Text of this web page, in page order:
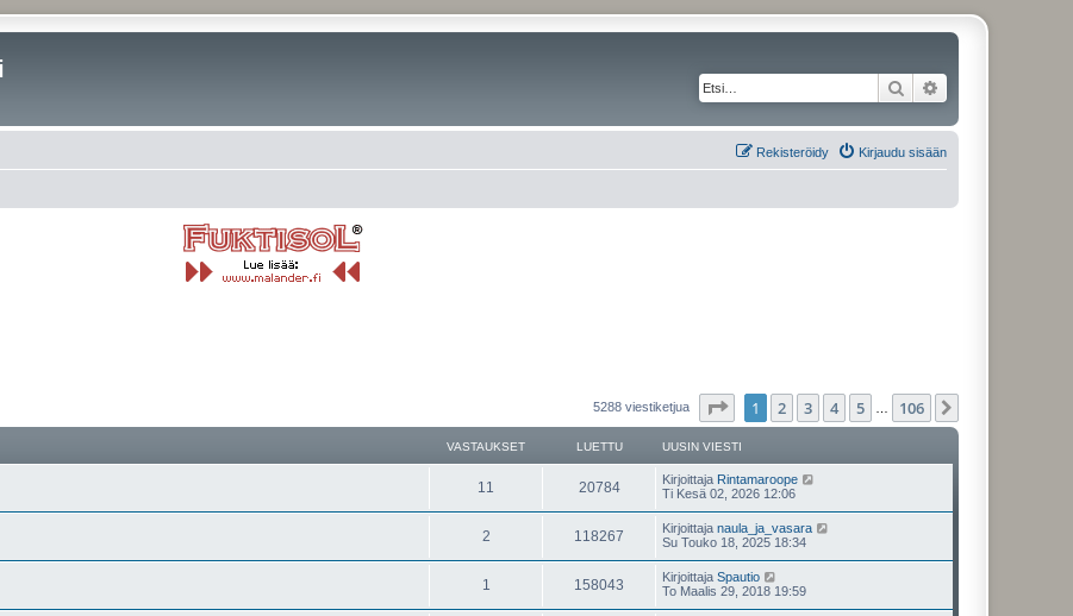
Etsi
Kirjaudu sisään
Rekisteröidy
5288 viestiketjua Sivu 106
1 2 3 4 5 106
VASTAUKSET LUETTU UUSIN VIESTI
11 20784 Kirjoittaja Rintamaroope
Ti Kesä 02, 2026 12:06
2 118267 Kirjoittaja naula_ja_vasara
Su Touko 18, 2025 18:34
1 158043 Kirjoittaja Spautio
To Maalis 29, 2018 19:59